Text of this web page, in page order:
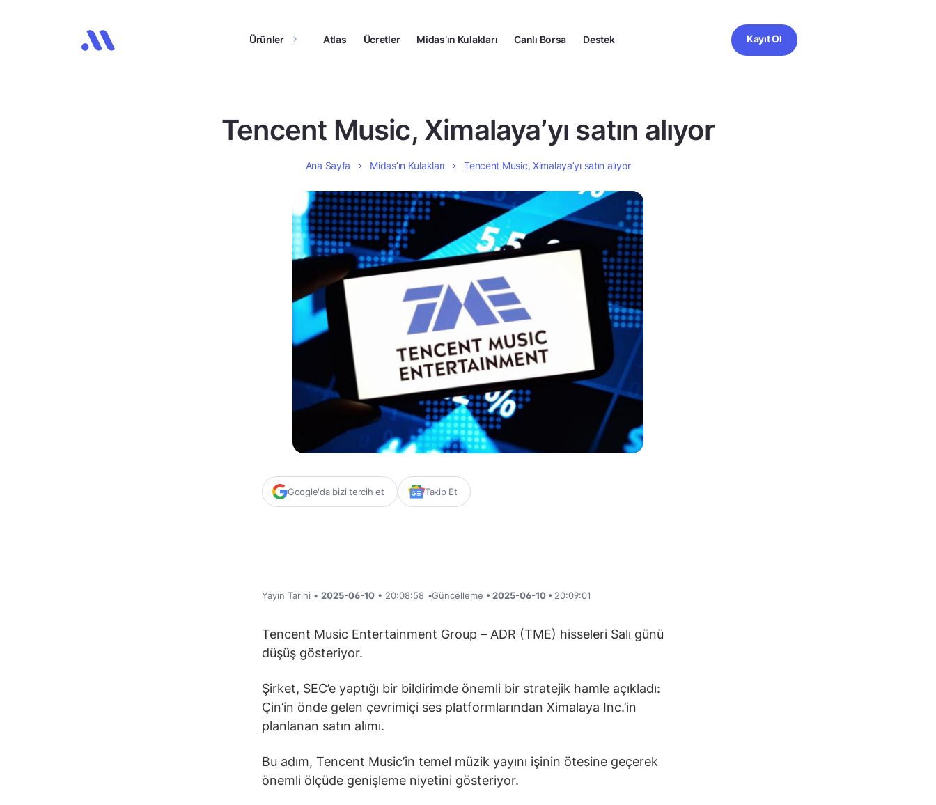
Ürünler Atlas Ücretler Midas’ın Kulakları Canlı Borsa Destek Kayıt Ol
Tencent Music, Ximalaya’yı satın alıyor
Ana Sayfa Midas’ın Kulakları Tencent Music, Ximalaya’yı satın alıyor
Google'da bizi tercih et Takip Et
Yayın Tarihi • 2025-06-10 • 20:08:58 •Güncelleme • 2025-06-10 • 20:09:01
Tencent Music Entertainment Group – ADR (TME) hisseleri Salı günü
düşüş gösteriyor.
Şirket, SEC’e yaptığı bir bildirimde önemli bir stratejik hamle açıkladı:
Çin’in önde gelen çevrimiçi ses platformlarından Ximalaya Inc.’in
planlanan satın alımı.
Bu adım, Tencent Music’in temel müzik yayını işinin ötesine geçerek
önemli ölçüde genişleme niyetini gösteriyor.